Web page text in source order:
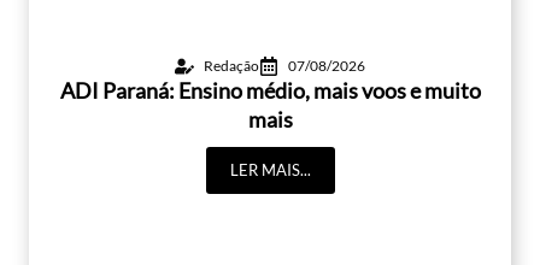
Redação 07/08/2026
ADI Paraná: Ensino médio, mais voos e muito
mais
LER MAIS...